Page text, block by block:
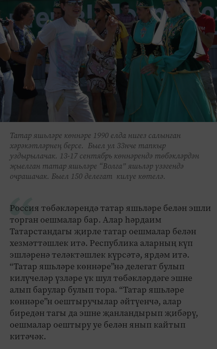
Татар яшьләре көннәре 1990 елда нигез салынган
хәрәкәтләрнең берсе. Быел ул 33нче тапкыр
уздырылачак. 13-17 сентябрь көннәрендә төбәкләрдән
җыелган татар яшьләре “Волга” яшьләр үзәгендә
очрашачак. Быел 150 делегат килүе көтелә.
Россия төбәкләрендә татар яшьләре белән эшли
торган оешмалар бар. Алар һәрдаим
Татарстандагы җирле татар оешмалар белән
хезмәттәшлек итә. Республика аларның күп
эшләренә теләктәшлек күрсәтә, ярдәм итә.
“Татар яшьләре көннәре”нә делегат булып
килүчеләр үзләре үк шул төбәкләрдәге эшне
алып барулар булып тора. “Татар яшьләре
көннәре”н оештыручылар әйтүенчә, алар
биредән тагы да эшне җанландырып җибәрү,
оешмалар оештыру уе белән янып кайтып
китәчәк.